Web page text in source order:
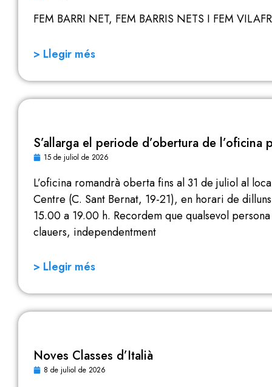
FEM BARRI NET, FEM BARRIS NETS I FEM
> Llegir més
S’allarga el periode d’obertura de
15 de juliol de 2026
L’oficina romandrà oberta fins al 31 de juliol al
Centre (C. Sant Bernat, 19-21), en horari de
15.00 a 19.00 h. Recordem que qualsevol
clauers, independentment
> Llegir més
Noves Classes d’Italià
8 de juliol de 2026